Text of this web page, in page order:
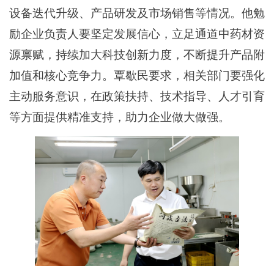
设备迭代升级、产品研发及市场销售等情况。他勉
励企业负责人要坚定发展信心，立足通道中药材资
源禀赋，持续加大科技创新力度，不断提升产品附
加值和核心竞争力。覃歇民要求，相关部门要强化
主动服务意识，在政策扶持、技术指导、人才引育
等方面提供精准支持，助力企业做大做强。